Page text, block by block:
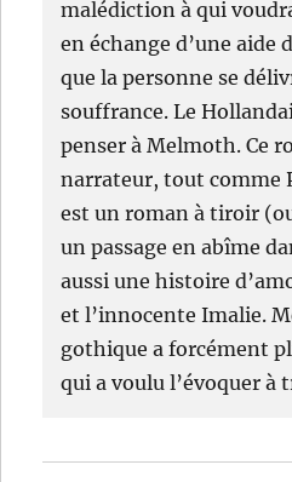
malédiction à qui
en échange d’une aide
que la personne se
souffrance. Le
penser à Melmoth. Ce
narrateur, tout comme
est un roman à tiroir
un passage en abîme
aussi une histoire
et l’innocente Imalie.
gothique a forcément
qui a voulu l’évoquer à